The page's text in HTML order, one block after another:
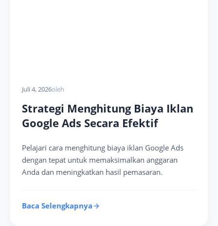
Juli 4, 2026oleh
Strategi Menghitung Biaya Iklan
Google Ads Secara Efektif
Pelajari cara menghitung biaya iklan Google Ads
dengan tepat untuk memaksimalkan anggaran
Anda dan meningkatkan hasil pemasaran.
Baca Selengkapnya